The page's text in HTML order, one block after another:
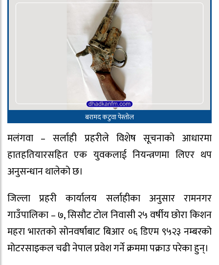
बरामद कटुवा पेस्तोल
मलंगवा – सर्लाही प्रहरीले विशेष सूचनाको आधारमा
हातहतियारसहित एक युवकलाई नियन्त्रणमा लिएर थप
अनुसन्धान थालेको छ।
जिल्ला प्रहरी कार्यालय सर्लाहीका अनुसार रामनगर
गाउँपालिका – ७, सिसौट टोल निवासी २५ वर्षीय छोरा किशन
महरा भारतको सोनवर्षाबाट बिआर ०६ डिएम ९५२३ नम्बरको
मोटरसाइकल चढी नेपाल प्रवेश गर्ने क्रममा पक्राउ परेका हुन्।